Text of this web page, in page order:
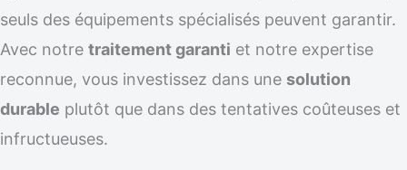
seuls des équipements spécialisés peuvent garantir.
Avec notre traitement garanti et notre expertise
reconnue, vous investissez dans une solution
durable plutôt que dans des tentatives coûteuses et
infructueuses.